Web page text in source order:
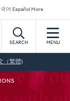
어 Español More
SEARCH MENU
（繁體)